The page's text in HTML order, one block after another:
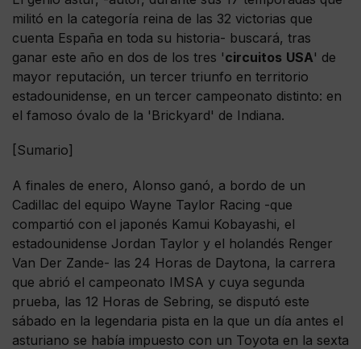
militó en la categoría reina de las 32 victorias que
cuenta España en toda su historia- buscará, tras
ganar este año en dos de los tres 'circuitos USA' de
mayor reputación, un tercer triunfo en territorio
estadounidense, en un tercer campeonato distinto: en
el famoso óvalo de la 'Brickyard' de Indiana.
[Sumario]
A finales de enero, Alonso ganó, a bordo de un
Cadillac del equipo Wayne Taylor Racing -que
compartió con el japonés Kamui Kobayashi, el
estadounidense Jordan Taylor y el holandés Renger
Van Der Zande- las 24 Horas de Daytona, la carrera
que abrió el campeonato IMSA y cuya segunda
prueba, las 12 Horas de Sebring, se disputó este
sábado en la legendaria pista en la que un día antes el
asturiano se había impuesto con un Toyota en la sexta